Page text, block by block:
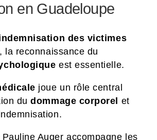
en Guadeloupe
des victimes
, la reconnaissance du
est essentielle.
joue un rôle central
dudommage corporel et
Auger accompagne les